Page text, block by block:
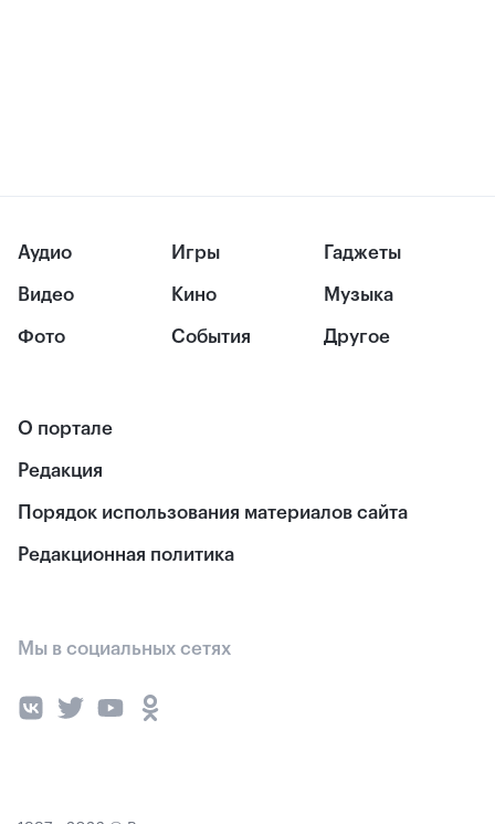
Аудио
Видео
Фото
Игры
Кино
События
Гаджеты
Музыка
Другое
О портале
Редакция
Порядок использования материалов сайта
Редакционная политика
Мы в социальных сетях